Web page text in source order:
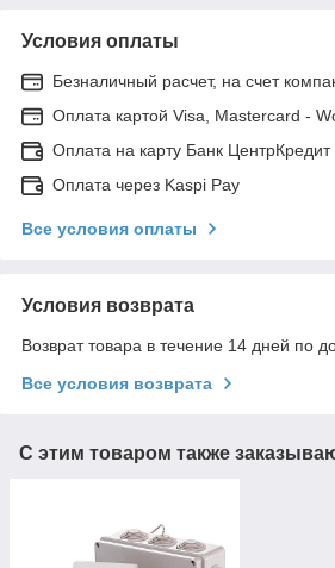
Условия оплаты
Безналичный расчет, на счет
Оплата картой Visa, Mastercard -
Оплата на карту Банк
Оплата через Kaspi Pay
Все условия оплаты
Условия возврата
Возврат товара в течение 14 дней по
Все условия возврата
С этим товаром также